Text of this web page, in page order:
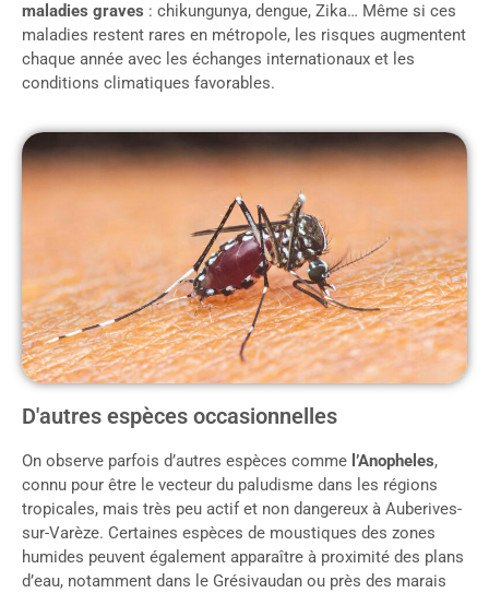
maladies graves : chikungunya, dengue, Zika… Même si ces
maladies restent rares en métropole, les risques augmentent
chaque année avec les échanges internationaux et les
conditions climatiques favorables.
D'autres espèces occasionnelles
On observe parfois d’autres espèces comme l’Anopheles,
connu pour être le vecteur du paludisme dans les régions
tropicales, mais très peu actif et non dangereux à Auberives-
sur-Varèze. Certaines espèces de moustiques des zones
humides peuvent également apparaître à proximité des plans
d’eau, notamment dans le Grésivaudan ou près des marais